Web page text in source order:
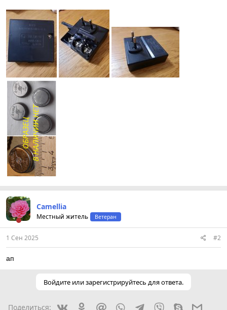
Camellia
Местный житель Ветеран
1 Сен 2025 #2
ап
Войдите или зарегистрируйтесь для ответа.
Поделиться: ВконтактеОдноклассники
Mail.ru WhatsAppTelegram
Viber SkypeGmail